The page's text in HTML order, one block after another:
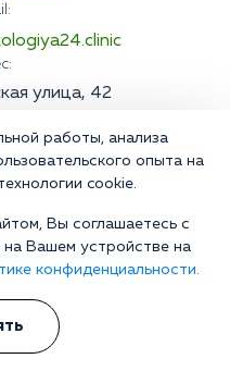
улица, 42
работы, анализа
опыта на
cookie.
Вы соглашаетесь с
Вашем устройстве на
конфиденциальности.